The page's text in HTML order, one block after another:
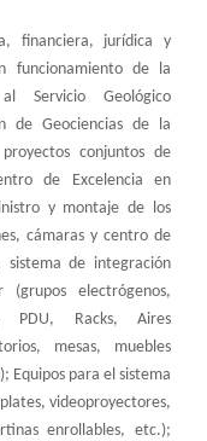
financiera, jurídica y
funcionamiento de la
Servicio Geológico
de Geociencias de la
conjuntos de
de Excelencia en
y montaje de los
cámaras y centro de
de integración
electrógenos,
PDU, Racks, Aires
mesas, muebles
Equipos para el sistema
videoproyectores,
enrollables, etc.);